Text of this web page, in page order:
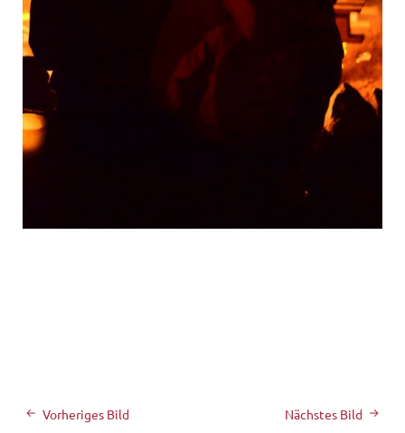
Nächstes Bild
Vorheriges Bild